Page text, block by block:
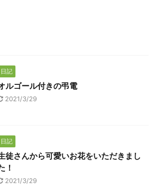
日記
ルゴール付きの弔電
2021/3/29
日記
徒さんから可愛いお花をいただきまし
！
2021/3/29